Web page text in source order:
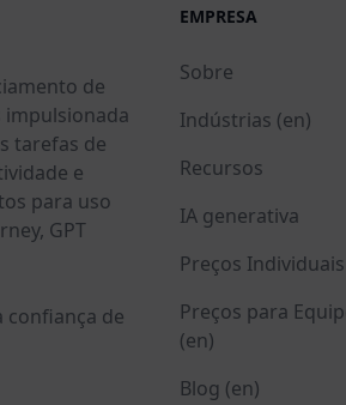
de
tarefas de
e
para uso
GPT
confiança de
EMPRESA
Sobre
Indústrias (en)
Recursos
IA generativa
Preços
Preços para
(en)
Blog (en)